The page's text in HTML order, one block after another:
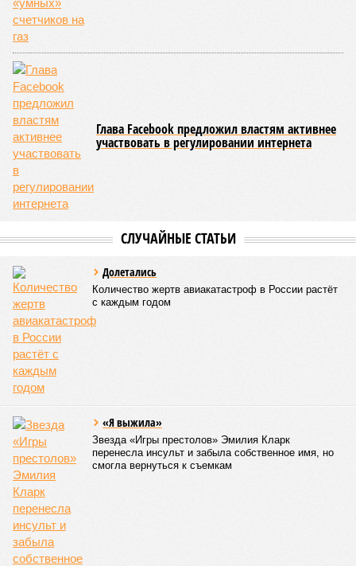
Казалось бы, формально ответственность по
достраиванию объекта распределена. Seven Suns
Development – банкрот, часть его структур признана
несостоятельной ещё в 2024 году, бенефициар компании
находится под следствием по ст. 200.3 УК РФ. Достройку
проблемных объектов группы – «Станции Л», «Сказочного
леса» и «В стремлении к свету», согласно информации на
сайтах Capital Group, осенью 2024 г. взяла на себя. Два из
трёх объектов уже сданы или близки к сдаче. Третий –
«Станция Л», крупнейший по числу пострадавших
дольщиков (3908 квартир в пяти корпусах) – по факту
остаётся стройплощадкой без стройки. Возникает вопрос:
«Станцию Л» в полном объёме или приоритет отдан
Источник: https://avaho.ru/novostroyka/moskva/uvao/lyublino/svetlyy-mir-
stantsiya-l/9303640/?ysclid=msemqdok6w326352116
Если да, то на каком основании декларируются конкретные
даты сдачи жилого комплекса (декабрь 2026 – март 2028),
если фаза активных строительных работ, если судить по
отсутствию техники на площадке, ещё не началась? При
этом на бумаге даты ввода ЖК в строй продолжают
профильных порталах.
Для почти четырёх тысяч будущих собственников квартир
время давно измеряется не календарём, а очередными
переносами ожиданий. И пока на профильных порталах
продолжают указывать даты сдачи, главным индикатором
остается сама стройка. Если на ней по-прежнему не видно
признаков масштабных работ, то неизбежно возникает
вопрос: не превращаются ли сроки ввода в декларацию,